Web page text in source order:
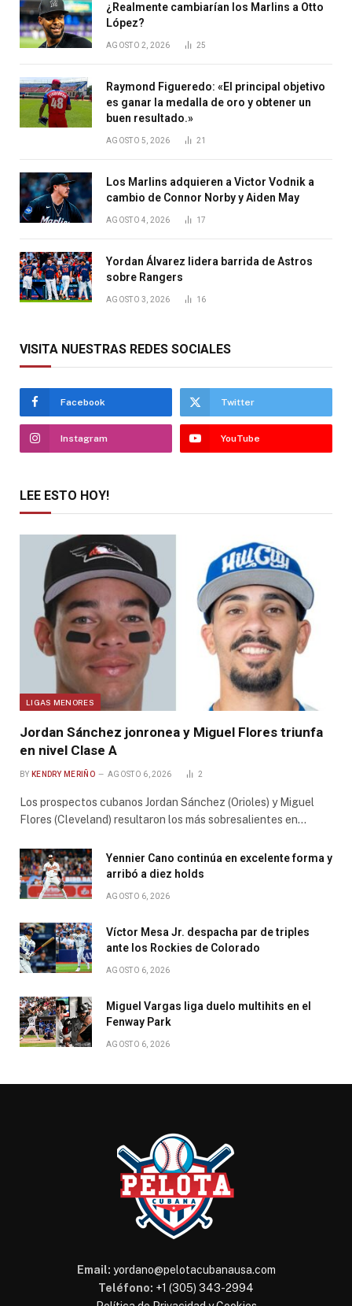
¿Realmente cambiarían los Marlins a Otto
López?
AGOSTO 2, 2026 25
Raymond Figueredo: «El principal objetivo
es ganar la medalla de oro y obtener un
buen resultado.»
AGOSTO 5, 2026 21
Los Marlins adquieren a Victor Vodnik a
cambio de Connor Norby y Aiden May
AGOSTO 4, 2026 17
Yordan Álvarez lidera barrida de Astros
sobre Rangers
AGOSTO 3, 2026 16
VISITA NUESTRAS REDES SOCIALES
Facebook Twitter
Instagram YouTube
LEE ESTO HOY!
LIGAS MENORES
Jordan Sánchez jonronea y Miguel Flores triunfa
en nivel Clase A
BY KENDRY MERIÑO AGOSTO 6, 2026 2
Los prospectos cubanos Jordan Sánchez (Orioles) y Miguel
Flores (Cleveland) resultaron los más sobresalientes en…
Yennier Cano continúa en excelente forma y
arribó a diez holds
AGOSTO 6, 2026
Víctor Mesa Jr. despacha par de triples
ante los Rockies de Colorado
AGOSTO 6, 2026
Miguel Vargas liga duelo multihits en el
Fenway Park
AGOSTO 6, 2026
Email: yordano@pelotacubanausa.com
Teléfono: +1 (305) 343-2994